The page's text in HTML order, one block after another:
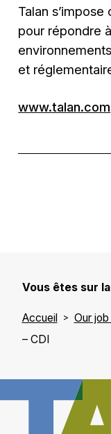
Talan
pour répondre
et
www.talan.com
Vous êtes sur
Accueil Our
– CDI